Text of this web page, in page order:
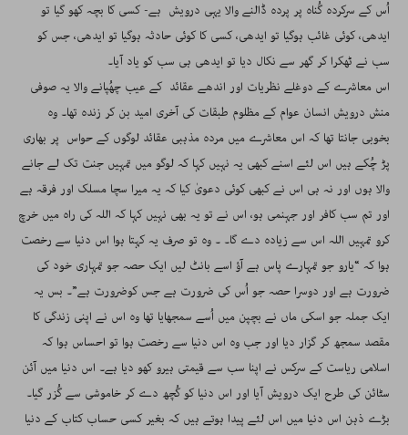
اُس کے سرکردہ گُناہ پر پردہ ڈالنے والا یہی درویش ہے- کسی کا بچہ کھو گیا تو
ایدھی، کوئی غائب ہوگیا تو ایدھی، کسی کا کوئی حادثہ ہوگیا تو ایدھی، جس کو
سب نے ٹھکرا کر گھر سے نکال دیا تو ایدھی ہی سب کو یاد آیا۔
اس معاشرے کے دوغلے نظریات اور اندھے عقائد کے عیب چھُپانے والا یہ صوفی
منش درویش انسان عوام کے مظلوم طبقات کی آخری امید بن کر زندہ تھا۔ وہ
بخوبی جانتا تھا کہ اس معاشرے میں مردہ مذہبی عقائد لوگوں کے حواس پر بھاری
پڑ چُکے ہیں اس لئے اسنے کبھی یہ نہیں کہا کہ لوگو میں تمہیں جنت تک لے جانے
والا ہوں اور نہ ہی اس نے کبھی کوئی دعویٰ کیا کہ یہ میرا سچا مسلک اور فرقہ ہے
اور تم سب کافر اور جہنمی ہو، اس نے تو یہ بھی نہیں کہا کہ اللہ کی راہ میں خرچ
کرو تمہیں اللہ اس سے زیادہ دے گا۔ ۔ وہ تو صرف یہ کہتا ہوا اس دنیا سے رخصت
ہوا کہ “یارو جو تمہارے پاس ہے آؤ اسے بانٹ لیں ایک حصہ جو تمہاری خود کی
ضرورت ہے اور دوسرا حصہ جو اُس کی ضرورت ہے جس کوضرورت ہے”۔ بس یہ
ایک جملہ جو اسکی ماں نے بچپن میں اُسے سمجھایا تھا وہ اس نے اپنی زندگی کا
مقصد سمجھ کر گزار دیا اور جب وہ اس دنیا سے رخصت ہوا تو احساس ہوا کہ
اسلامی ریاست کے سرکس نے اپنا سب سے قیمتی ہیرو کھو دیا ہے۔ اس دنیا میں آئن
سٹائن کی طرح ایک درویش آیا اور اس دنیا کو کُچھ دے کر خاموشی سے گُزر گیا۔
بڑے ذہن اس دنیا میں اس لئے پیدا ہوتے ہیں کہ بغیر کسی حساب کتاب کے دنیا